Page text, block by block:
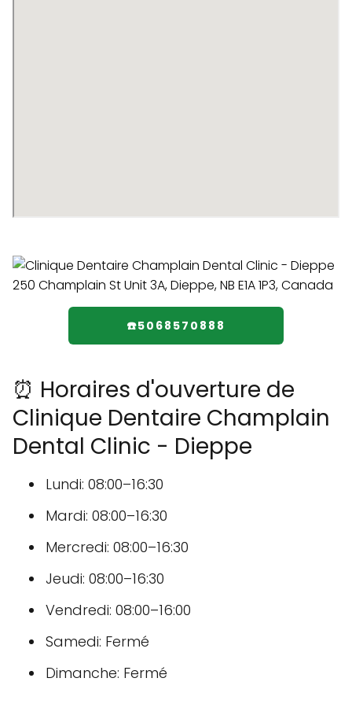
☎️5068570888
⏰ Horaires d'ouverture de
Clinique Dentaire Champlain
Dental Clinic - Dieppe
Lundi: 08:00–16:30
Mardi: 08:00–16:30
Mercredi: 08:00–16:30
Jeudi: 08:00–16:30
Vendredi: 08:00–16:00
Samedi: Fermé
Dimanche: Fermé